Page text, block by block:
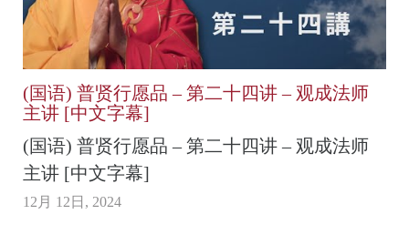
(国语) 普贤行愿品 – 第二十四讲 – 观成法师
主讲 [中文字幕]
(国语) 普贤行愿品 – 第二十四讲 – 观成法师
主讲 [中文字幕]
12月 12日, 2024